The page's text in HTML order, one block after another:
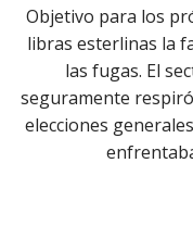
Objetivo para los
libras esterlinas la
las fugas. El
seguramente
elecciones